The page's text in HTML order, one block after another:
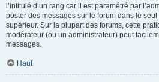
l’intitulé d’un rang car il est paramétré par
poster des messages sur le forum dans le
supérieur. Sur la plupart des forums, cette
modérateur (ou un administrateur) peut
messages.
Haut